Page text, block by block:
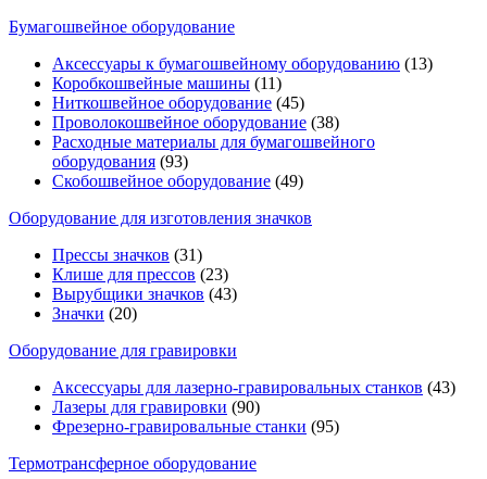
Бумагошвейное оборудование
Аксессуары к бумагошвейному оборудованию (13)
Коробкошвейные машины (11)
Ниткошвейное оборудование (45)
Проволокошвейное оборудование (38)
Расходные материалы для бумагошвейного
оборудования (93)
Скобошвейное оборудование (49)
Оборудование для изготовления значков
Прессы значков (31)
Клише для прессов (23)
Вырубщики значков (43)
Значки (20)
Оборудование для гравировки
Аксессуары для лазерно-гравировальных станков (43)
Лазеры для гравировки (90)
Фрезерно-гравировальные станки (95)
Термотрансферное оборудование